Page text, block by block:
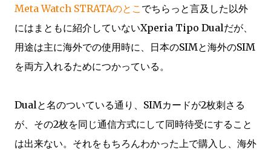
Meta Watch STRATAのとこ でちらっと言及した以外
にはまともに紹介していないXperia Tipo Dualだが、
用途は主に海外での使用時に、日本のSIMと海外のSIM
を両方入れるためにつかっている。
Dualと名のついている通り、SIMカードが2枚刺さる
が、その2枚を同じ通信方式にして同時待受にすること
は出来ない。それをもちろんわかった上で購入し、海外